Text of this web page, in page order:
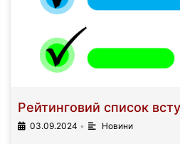
Рейтинговий список
03.09.2024 • Новини